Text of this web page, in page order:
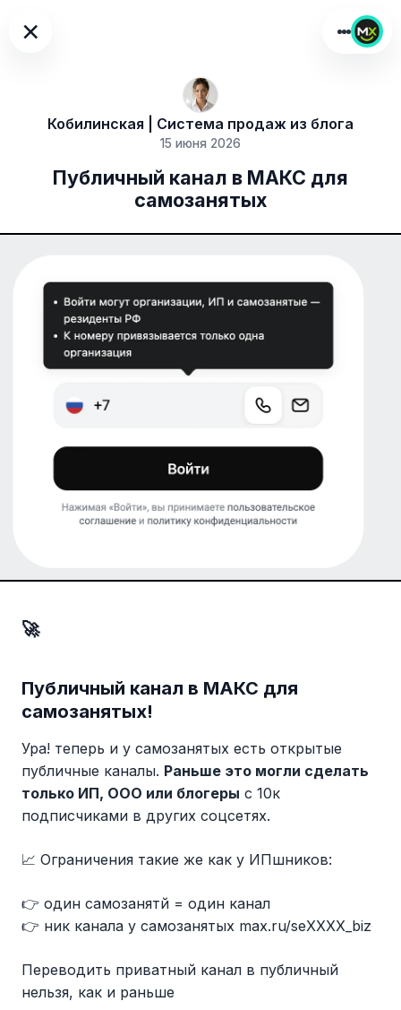
×
Кобилинская | Система продаж из блога
15 июня 2026
Публичный канал в МАКС для
самозанятых
🚀
Публичный канал в МАКС для
самозанятых!
Ура! теперь и у самозанятых есть открытые
публичные каналы. Раньше это могли сделать
только ИП, ООО или блогеры с 10к
подписчиками в других соцсетях.
📈 Ограничения такие же как у ИПшников:
👉 один самозанятй = один канал
👉 ник канала у самозанятых max.ru/seХХХХ_biz
Переводить приватный канал в публичный
нельзя, как и раньше